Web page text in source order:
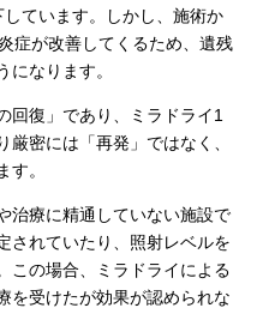
ています。しかし、施術か
症が改善してくるため、遺残
になります。
回復」であり、ミラドライ1
密には「再発」ではなく、
す。
治療に精通していない施設で
されていたり、照射レベルを
この場合、ミラドライによる
を受けたが効果が認められな